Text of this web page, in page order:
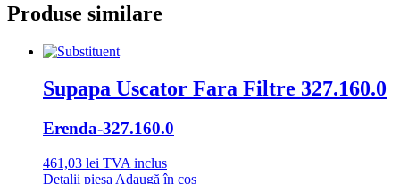
Produse similare
Supapa Uscator Fara Filtre 327.160.0
Erenda-327.160.0
461,03 lei TVA inclus
Detalii piesa Adaugă în coș